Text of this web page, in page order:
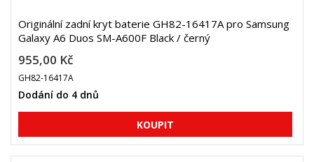
Originální zadní kryt baterie GH82-16417A pro Samsung
Galaxy A6 Duos SM-A600F Black / černý
955,00 Kč
GH82-16417A
Dodání do 4 dnů